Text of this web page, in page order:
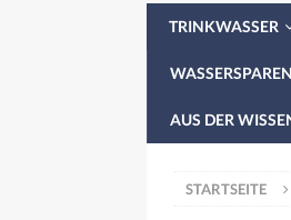
TRINKWASSER
WASSERSPAREN
AUS DER
STARTSEITE